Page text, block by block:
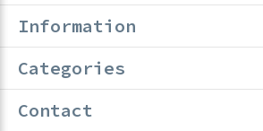
Information
Categories
Contact